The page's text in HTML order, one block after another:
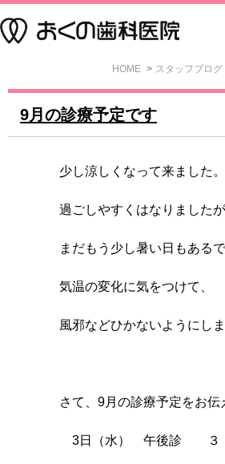
HOME スタッフブログ
9月の診療予定です
少し涼しくなって来ました。
過ごしやすくはなりました
まだもう少し暑い日もあるで
気温の変化に気をつけて、
風邪などひかないようにしま
さて、9月の診療予定をお伝え
3日（水） 午後診 ３：